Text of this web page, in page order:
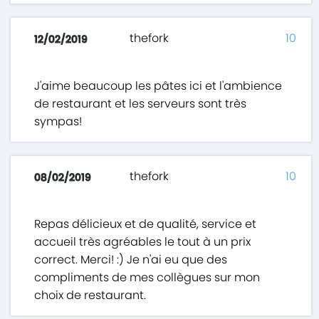
12/02/2019 thefork
J'aime beaucoup les pâtes ici et l'ambience
de restaurant et les serveurs sont très
sympas!
10
08/02/2019 thefork
Repas délicieux et de qualité, service et
accueil très agréables le tout à un prix
correct. Merci! :) Je n'ai eu que des
compliments de mes collègues sur mon
choix de restaurant.
10